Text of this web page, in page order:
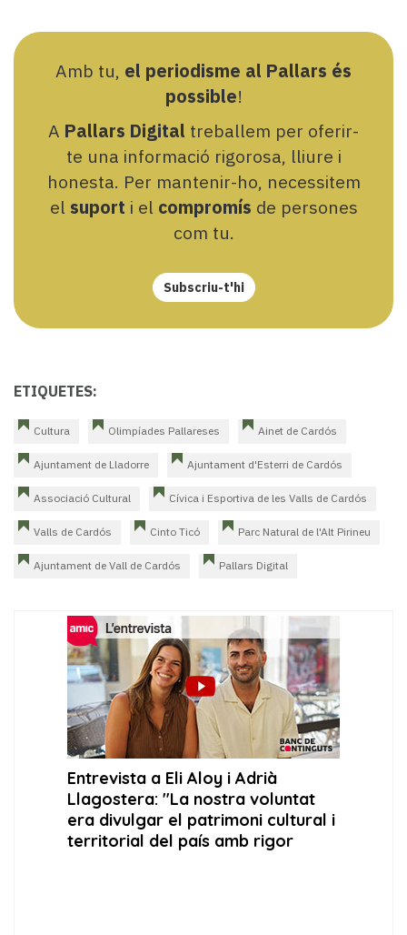
Amb tu, el periodisme al Pallars és
possible!
A Pallars Digital treballem per oferir-
te una informació rigorosa, lliure i
honesta. Per mantenir-ho, necessitem
el suport i el compromís de persones
com tu.
Subscriu-t'hi
ETIQUETES:
Cultura Olimpíades Pallareses Ainet de Cardós
Ajuntament de Lladorre Ajuntament d'Esterri de Cardós
Associació Cultural Cívica i Esportiva de les Valls de Cardós
Valls de Cardós Cinto Ticó Parc Natural de l'Alt Pirineu
Ajuntament de Vall de Cardós Pallars Digital